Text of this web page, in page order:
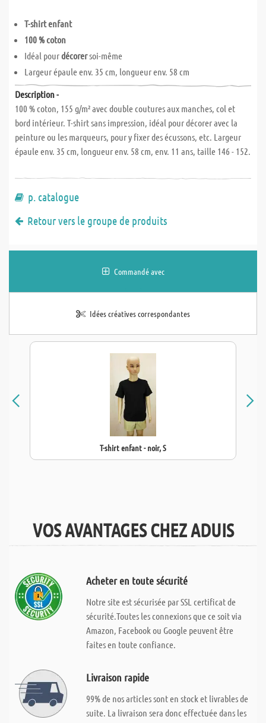
T-shirt enfant
100 % coton
Idéal pourdécorersoi-même
Largeur épaule env. 35 cm, longueur env. 58 cm
Description -
100 % coton, 155 g/m² avec double coutures aux manches, col et
bord intérieur. T-shirt sans impression, idéal pour décorer avec la
peinture ou les marqueurs, pour y fixer des écussons, etc. Largeur
épaule env. 35 cm, longueur env. 58 cm, env. 11 ans, taille 146 - 152.
p. catalogue
Retour vers le groupe de produits
Commandé avec
Idées créatives correspondantes
T-shirt enfant - noir, S
VOS AVANTAGES CHEZ ADUIS
Acheter en toute sécurité
Notre site est sécurisée par SSL certificat de
sécurité.Toutes les connexions que ce soit via
Amazon, Facebook ou Google peuvent être
faites en toute confiance.
Livraison rapide
99% de nos articles sont en stock et livrables de
suite. La livraison sera donc effectuée dans les